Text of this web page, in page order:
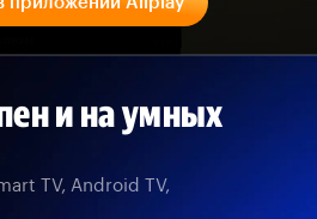
и на умных
TV, Android TV,